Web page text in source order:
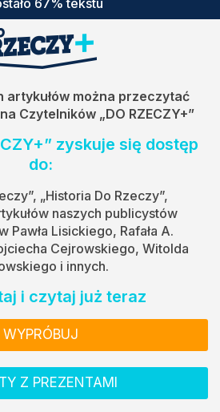
artykułów można przeczytać
Czytelników „DO RZECZY+”
zyskuje się dostęp
do:
„Historia Do Rzeczy”,
naszych publicystów
Pawła Lisickiego, Rafała A.
Cejrowskiego, Witolda
i innych.
i czytaj już teraz
WYPRÓBUJ
Z PREZENTAMI